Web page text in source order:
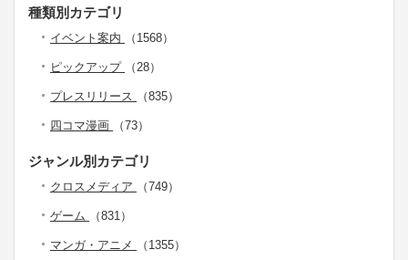
種類別カテゴリ
イベント案内 （1568）
ピックアップ （28）
プレスリリース （835）
四コマ漫画 （73）
ジャンル別カテゴリ
クロスメディア （749）
ゲーム （831）
マンガ・アニメ （1355）